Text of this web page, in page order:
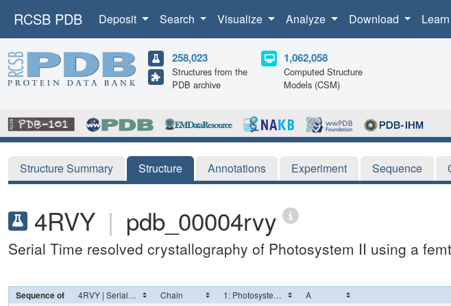
RCSB PDB Deposit Search Visualize Analyze Download Learn
258,023
Structures from the
PDB archive
1,062,058
Computed Structure
Models (CSM)
Structure Summary Structure Annotations Experiment Sequence
4RVY | pdb_00004rvy
Serial Time resolved crystallography of Photosystem II using a
Sequence of